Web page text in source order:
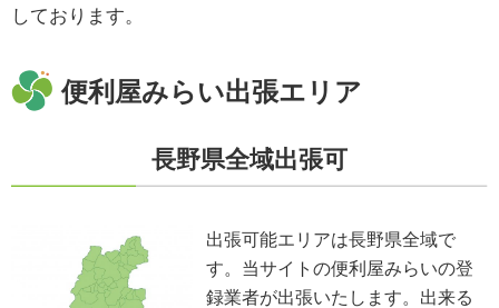
しております。
便利屋みらい出張エリア
長野県全域出張可
出張可能エリアは長野県全域で
す。当サイトの便利屋みらいの登
録業者が出張いたします。出来る